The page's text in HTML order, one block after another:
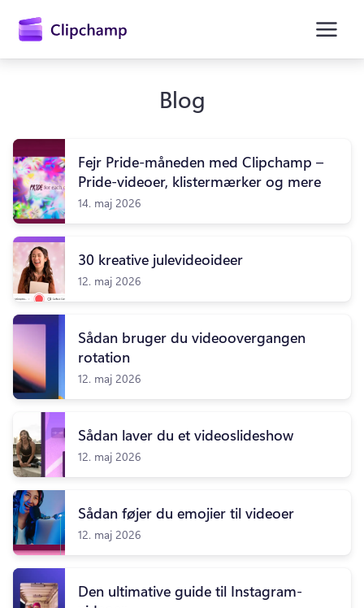
Prøv det gratis
Blog
Fejr Pride-måneden med Clipchamp –
Pride-videoer, klistermærker og mere
14. maj 2026
30 kreative julevideoideer
12. maj 2026
Sådan bruger du videoovergangen
rotation
12. maj 2026
Sådan laver du et videoslideshow
12. maj 2026
Sådan føjer du emojier til videoer
12. maj 2026
Den ultimative guide til Instagram-